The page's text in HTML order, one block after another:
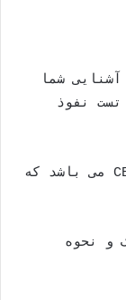
شما
نفوذ
می باشد که
و نحوه